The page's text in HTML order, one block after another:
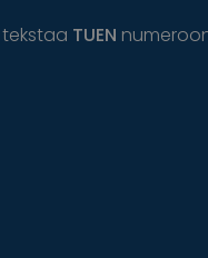
tekstaa TUEN